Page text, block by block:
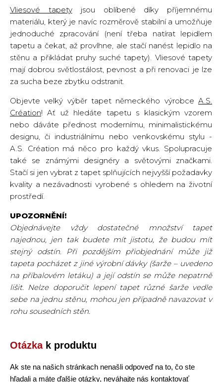
Vliesové tapetyjsou oblíbené díky příjemnému
materiálu, který je navíc rozměrově stabilní a umožňuje
jednoduché zpracování (není třeba natírat lepidlem
tapetu a čekat, až provlhne, ale stačí nanést lepidlo na
stěnu a přikládat pruhy suché tapety). Vliesové tapety
mají dobrou světlostálost, pevnost a při renovaci je lze
za sucha beze zbytku odstranit.
Objevte velký výběr tapet německého výrobce A.S.
Création! Ať už hledáte tapetu s klasickým vzorem
nebo dáváte přednost modernímu, minimalistickému
designu, či industriálnímu nebo venkovskému stylu -
A.S. Création má něco pro každý vkus. Spolupracuje
také se známými designéry a světovými značkami.
Stačí si jen vybrat z tapet splňujících nejvyšší požadavky
kvality a nezávadnosti vyrobené s ohledem na životní
prostředí.
UPOZORNĚNÍ!
Objednávejte vždy dostatečné množství tapet
najednou, jen tak budete mít jistotu, že budou mít
stejný odstín. Při pozdějším přiobjednání může již
tapeta pocházet z jiné výrobní dávky (šarže – uvedeno
na příbalovém letáku) a její odstín se může nepatrně
lišit. Nelze doporučit lepení tapet různé šarže vedle
sebe na jednu stěnu, mohou jen případně navazovat v
rohu sousedních stěn.
Otázkak produktu
Ak ste na našich stránkach nenašli odpoveď na to, čo ste
hľadali a máte ďalšie otázky, neváhajte nás kontaktovať